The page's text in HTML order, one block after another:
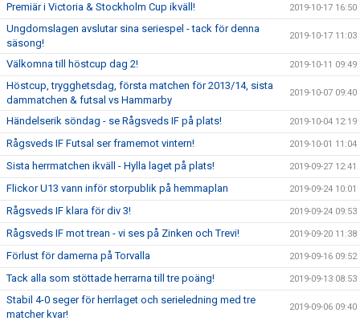
Premiär i Victoria & Stockholm Cup ikväll! 2019-10-17 16:50
Ungdomslagen avslutar sina seriespel - tack för denna
säsong!
2019-10-17 11:03
Välkomna till höstcup dag 2! 2019-10-11 09:49
Höstcup, trygghetsdag, första matchen för 2013/14, sista
dammatchen & futsal vs Hammarby
2019-10-07 09:40
Händelserik söndag - se Rågsveds IF på plats! 2019-10-04 12:19
Rågsveds IF Futsal ser framemot vintern! 2019-10-01 11:04
Sista herrmatchen ikväll - Hylla laget på plats! 2019-09-27 12:41
Flickor U13 vann inför storpublik på hemmaplan 2019-09-24 10:01
Rågsveds IF klara för div 3! 2019-09-24 09:53
Rågsveds IF mot trean - vi ses på Zinken och Trevi! 2019-09-20 11:38
Förlust för damerna på Torvalla 2019-09-16 09:52
Tack alla som stöttade herrarna till tre poäng! 2019-09-13 08:53
Stabil 4-0 seger för herrlaget och serieledning med tre
matcher kvar!
2019-09-06 09:40